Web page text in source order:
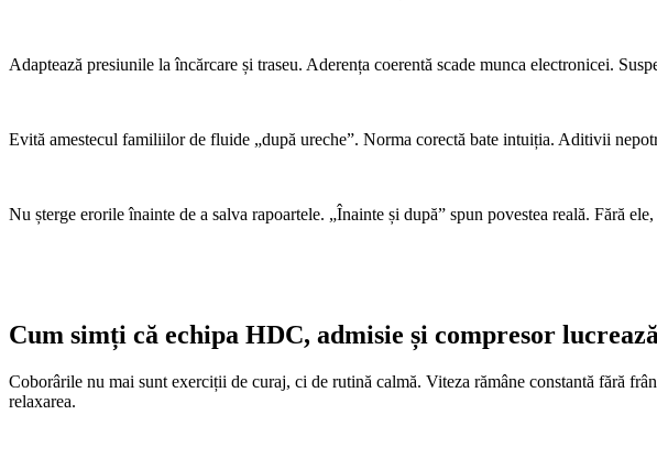
Adaptează presiunile la încărcare și traseu. Aderența coerentă scade munca electronicei.
Evită amestecul familiilor de fluide „după ureche”. Norma corectă bate intuiția. Aditivii
Nu șterge erorile înainte de a salva rapoartele. „Înainte și după” spun povestea reală. Fără
Cum simți că echipa HDC, admisie și compresor
Coborârile nu mai sunt exerciții de curaj, ci de rutină calmă. Viteza rămâne constantă fără
relaxarea.